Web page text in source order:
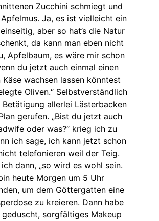
Zucchini schmiegt und
Ja, es ist vielleicht ein
aber so hat’s die Natur
da kann man eben nicht
Apfelbaum, es wäre mir schon
du jetzt auch einmal einen
Käse wachsen lassen könntest
Oliven.“ Selbstverständlich
Betätigung allerlei Lästerbacken
gerufen. „Bist du jetzt auch
oder was?“ krieg ich zu
ich sage, ich kann jetzt schon
telefonieren weil der Teig.
ich dann, „so wird es wohl sein.
heute Morgen um 5 Uhr
um dem Göttergatten eine
zu kreieren. Dann habe
sorgfältiges Makeup